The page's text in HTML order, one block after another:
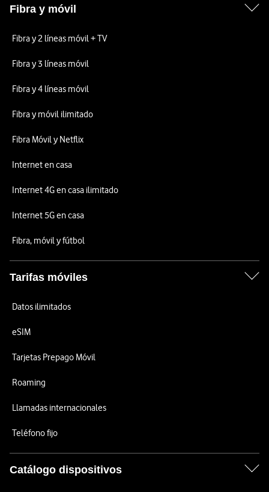
Fibra y móvil
Fibra y 2 líneas móvil + TV
Fibra y 3 líneas móvil
Fibra y 4 líneas móvil
Fibra y móvil ilimitado
Fibra Móvil y Netflix
Internet en casa
Internet 4G en casa ilimitado
Internet 5G en casa
Fibra, móvil y fútbol
Tarifas móviles
Datos ilimitados
eSIM
Tarjetas Prepago Móvil
Roaming
Llamadas internacionales
Teléfono fijo
Catálogo dispositivos